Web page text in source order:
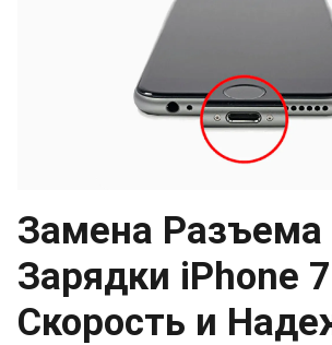
Замена Разъема
Зарядки iPhone
Скорость и